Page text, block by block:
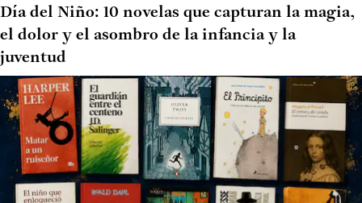
Día del Niño: 10 novelas que capturan la magia,
el dolor y el asombro de la infancia y la
juventud